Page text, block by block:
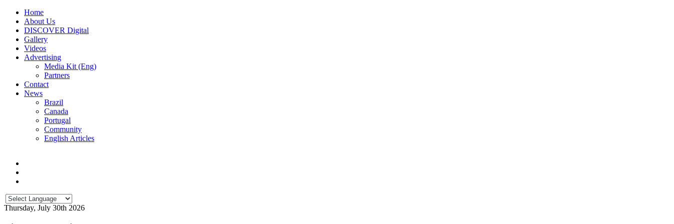
Home
About Us
DISCOVER Digital
Gallery
Videos
Advertising
Media Kit (Eng)
Partners
Contact
News
Brazil
Canada
Portugal
Community
English Articles
Thursday, July 30th 2026